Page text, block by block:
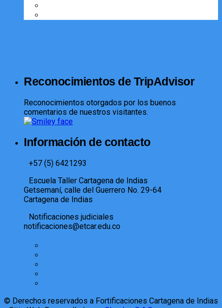
Reconocimientos de TripAdvisor
Reconocimientos otorgados por los buenos
comentarios de nuestros visitantes.
Información de contacto
+57 (5) 6421293​
Escuela Taller Cartagena de Indias
Getsemaní, calle del Guerrero No. 29-64
Cartagena de Indias
Notificaciones judiciales
notificaciones@etcar.edu.co
© Derechos reservados a Fortificaciones Cartagena de Indias